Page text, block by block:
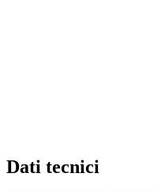
Dati tecnici